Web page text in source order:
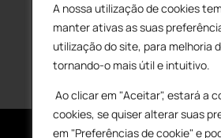
A nossa utilização de cookies
manter ativas as suas
utilização do site, para melhoria
tornando-o mais útil e intuitivo.
Ao clicar em "Aceitar", estará a
cookies, se quiser alterar suas
em "Preferências de cookie" e
Av. Amália Rodrigues,
2785-613 • São